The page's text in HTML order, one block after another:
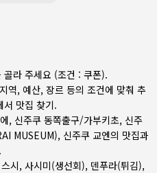
골라 주세요 (조건 : 쿠폰).
역, 예산, 장르 등의 조건에 맞춰 추
서 맛집 찾기.
, 신주쿠 동쪽출구/가부키초, 신주
MUSEUM), 신주쿠 교엔의 맛집과
스시, 사시미(생선회), 덴푸라(튀김),